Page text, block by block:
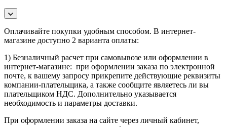
Оплачивайте покупки удобным способом. В интернет-
магазине доступно 2 варианта оплаты:
1) Безналичный расчет при самовывозе или оформлении в
интернет-магазине: при оформлении заказа по электронной
почте, к вашему запросу прикрепите действующие реквизиты
компании-плательщика, а также сообщите являетесь ли вы
плательщиком НДС. Дополнительно указывается
необходимость и параметры доставки.
При оформлении заказа на сайте через личный кабинет,